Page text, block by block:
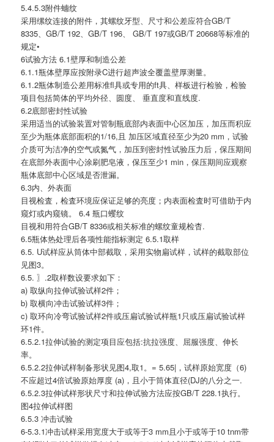
5.4.5.3附件蟪纹
采用缧纹连接的附件，其螺纹牙型、尺寸和公差应符合GB/T
8335、GB/T 192、GB/T 196、 GB/T 197或GB/T 20668等标准的
规定•
6试验方法 6.1壁厚和制造公差
6.1.1瓶体壁厚应按附录C进行超声波全覆盖壁厚测量。
6.1.2瓶体制造公差用标准fl具或专用的ft具、样板进行检验，检验
项目包括简体的平均外径、圆度、 垂直度和直线度.
6.2底部密封性试验
采用适当的试验装置对管制瓶底部内表面中心区加压，加压而积应
至少为瓶体底部面积的1/16,且 加压区域直径至少为20 mm，试验
介质可为洁净的空气或氮气，加压到密封性试验压力后，保压期间
在底部外表面中心涂刷肥皂液，保压至少1 min，保压期间应观察
瓶体底部中心区域是否泄漏。
6.3内、外表面
目视检査，检査环境应保证足够的亮度；内表面检査时可借助于内
窥灯或内窥镜。 6.4 瓶口蠼纹
目视和用符合GB/T 8336或相关标准的螺纹童规检杳.
6.5瓶体热处理后各项性能指标测定 6.5.1取样
6.5. U试样应从筒体中部截取，采用实物扁试样，试样的截取部位
见图3。
6.5. 〗.2取样数设要求如下：
a) 取纵向拉伸试验试样2件；
b) 取横向冲击试验试样3件；
c) 取环向冷弯试验试样2件或压扁试验试样瓶1只或压扁试验试样
环1件。
6.5.2.1拉伸试验的测定项目应包括:抗拉强度、屈服强度、伸长
率。
6.5.2.2拉伸试样制备形状见图4,取1。= 5.65|，试样原始宽度（6)
不应超过4倍试验原始厚度 (a)，且小于筒体直径(DJ的八分之一.
6.5.2.3拉伸试样形状尺寸和拉伸试验方法应按GB/T 228.1执行。
图4拉伸试样图
6.5.3 冲击试验
6-5.3.1冲击试样采用宽度大于或等于3 mm且小于或等于10 tnm带